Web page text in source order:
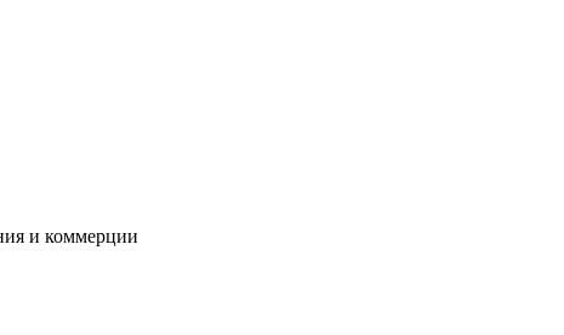
и коммерции